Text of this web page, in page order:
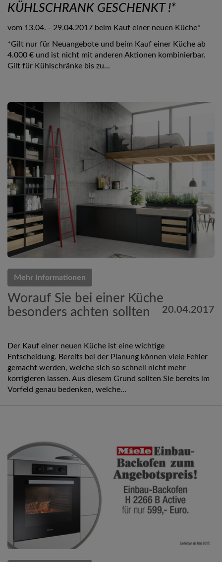
KÜHLSCHRANK GESCHENKT !*
vom 13.04. - 29.04.2017 beim Kauf einer neuen Küche*
*Gilt nur für Neuangebote und beim Kauf einer Küche ab
4.000 € und ist nicht mit anderen Aktionen kombinierbar.
Gilt für Kühlschränke bis zu...
Mehr Informationen
Worauf Sie bei einer Küche
besonders achten sollten
20.04.2017
Der Kauf einer neuen Küche ist eine wichtige
Entscheidung. Bereits bei der Planung können viele Fehler
gemacht werden, welche sich so schnell nicht mehr
korrigieren lassen. Aus diesem Grund sollten Sie bereits im
Vorfeld genau bedenken, welche...